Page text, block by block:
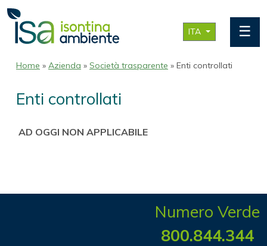
ITA ☰
Home » Azienda » Società trasparente » Enti controllati
Enti controllati
AD OGGI NON APPLICABILE
Numero Verde
800.844.344